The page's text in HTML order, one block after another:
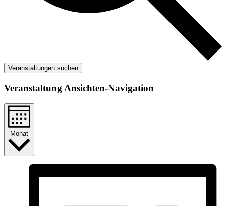
Veranstaltungen suchen
Veranstaltung Ansichten-Navigation
Monat